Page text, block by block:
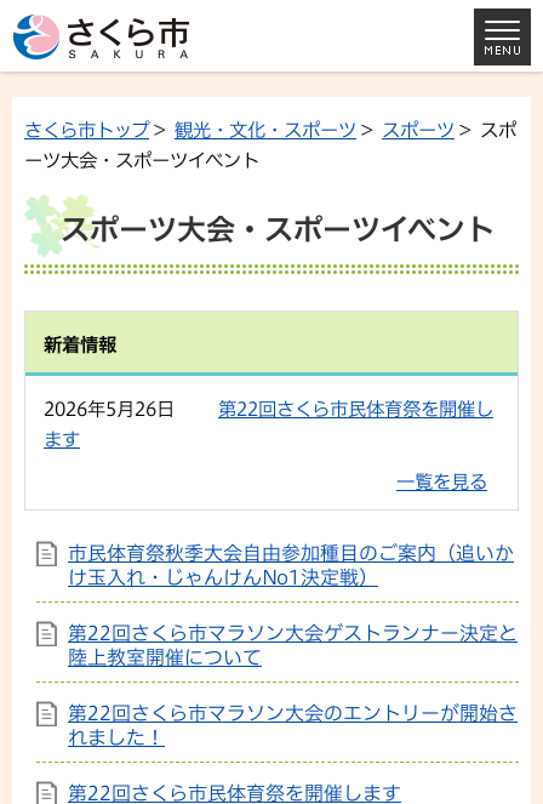
さくら市トップ> 観光・文化・スポーツ > スポーツ > スポ
ーツ大会・スポーツイベント
スポーツ大会・スポーツイベント
新着情報
2026年5月26日
第22回さくら市民体育祭を開催し
ます
一覧を見る
市民体育祭秋季大会自由参加種目のご案内（追いか
け玉入れ・じゃんけんNo1決定戦）
第22回さくら市マラソン大会ゲストランナー決定と
陸上教室開催について
第22回さくら市マラソン大会のエントリーが開始さ
れました！
第22回さくら市民体育祭を開催します